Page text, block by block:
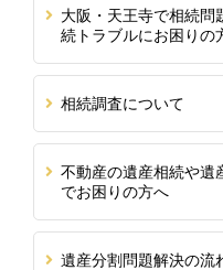
大阪・天王寺で相続問
続トラブルにお困りの
相続調査について
不動産の遺産相続や遺
でお困りの方へ
遺産分割問題解決の流